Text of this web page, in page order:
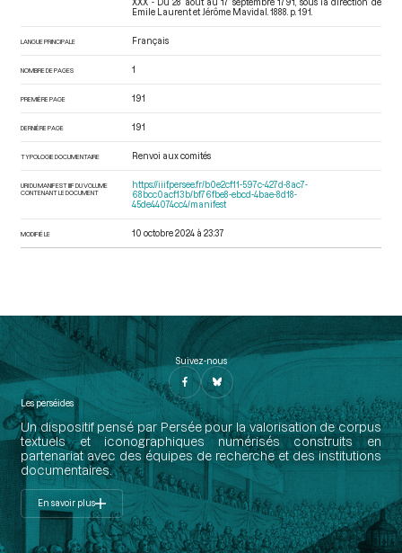
Emile Laurent et Jérôme Mavidal. 1888. p. 191.
LANGUE PRINCIPALE Français
NOMBRE DE PAGES 1
PREMIÈRE PAGE 191
DERNIÈRE PAGE 191
TYPOLOGIE DOCUMENTAIRE Renvoi aux comités
URI DU MANIFEST IIIF DU VOLUME
CONTENANT LE DOCUMENT
https://iiif.persee.fr/b0e2cf11-597c-427d-8ac7-
68bcc0acf13b/bf76fbe8-ebcd-4bae-8d18-
45de44074cc4/manifest
MODIFIÉ LE 10 octobre 2024 à 23:37
Suivez-nous
Les perséides
Un dispositif pensé par Persée pour la valorisation de corpus
textuels et iconographiques numérisés construits en
partenariat avec des équipes de recherche et des institutions
documentaires.
En savoir plus